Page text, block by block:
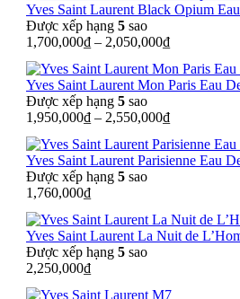
Yves Saint Laurent Black Opium
Được xếp hạng 5 sao
1,700,000₫ – 2,050,000₫
Yves Saint Laurent Mon Paris Eau
Được xếp hạng 5 sao
1,950,000₫ – 2,550,000₫
Yves Saint Laurent Parisienne Eau
Được xếp hạng 5 sao
1,760,000₫
Yves Saint Laurent La Nuit de
Được xếp hạng 5 sao
2,250,000₫